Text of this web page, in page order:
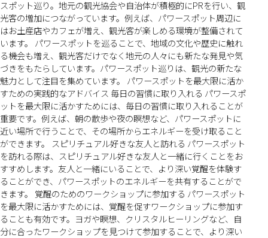
スポット巡り。地元の観光協会や自治体が積極的にPRを行い、観
光客の増加につながっています。例えば、パワースポット周辺に
はお土産店やカフェが増え、観光客が楽しめる環境が整備されて
います。 パワースポットを巡ることで、地域の文化や歴史に触れ
る機会も増え、観光客だけでなく地元の人々にも新たな発見や気
づきをもたらしています。パワースポット巡りは、観光の新たな
魅力として注目を集めています。 パワースポットを最大限に活か
すための実践的なアドバイス 毎日の習慣に取り入れる パワースポ
ットを最大限に活かすためには、毎日の習慣に取り入れることが
重要です。例えば、朝の散歩や夜の瞑想など、パワースポットに
近い場所で行うことで、その場所からエネルギーを受け取ること
ができます。 スピリチュアル好きな友人と訪れる パワースポット
を訪れる際は、スピリチュアル好きな友人と一緒に行くことをお
すすめします。友人と一緒にいることで、より深い覚醒を体験す
ることができ、パワースポットのエネルギーを共有することがで
きます。 覚醒のためのワークショップに参加する パワースポット
を最大限に活かすためには、覚醒を促すワークショップに参加す
ることも有効です。ヨガや瞑想、クリスタルヒーリングなど、自
分に合ったワークショップを見つけて参加することで、より深い